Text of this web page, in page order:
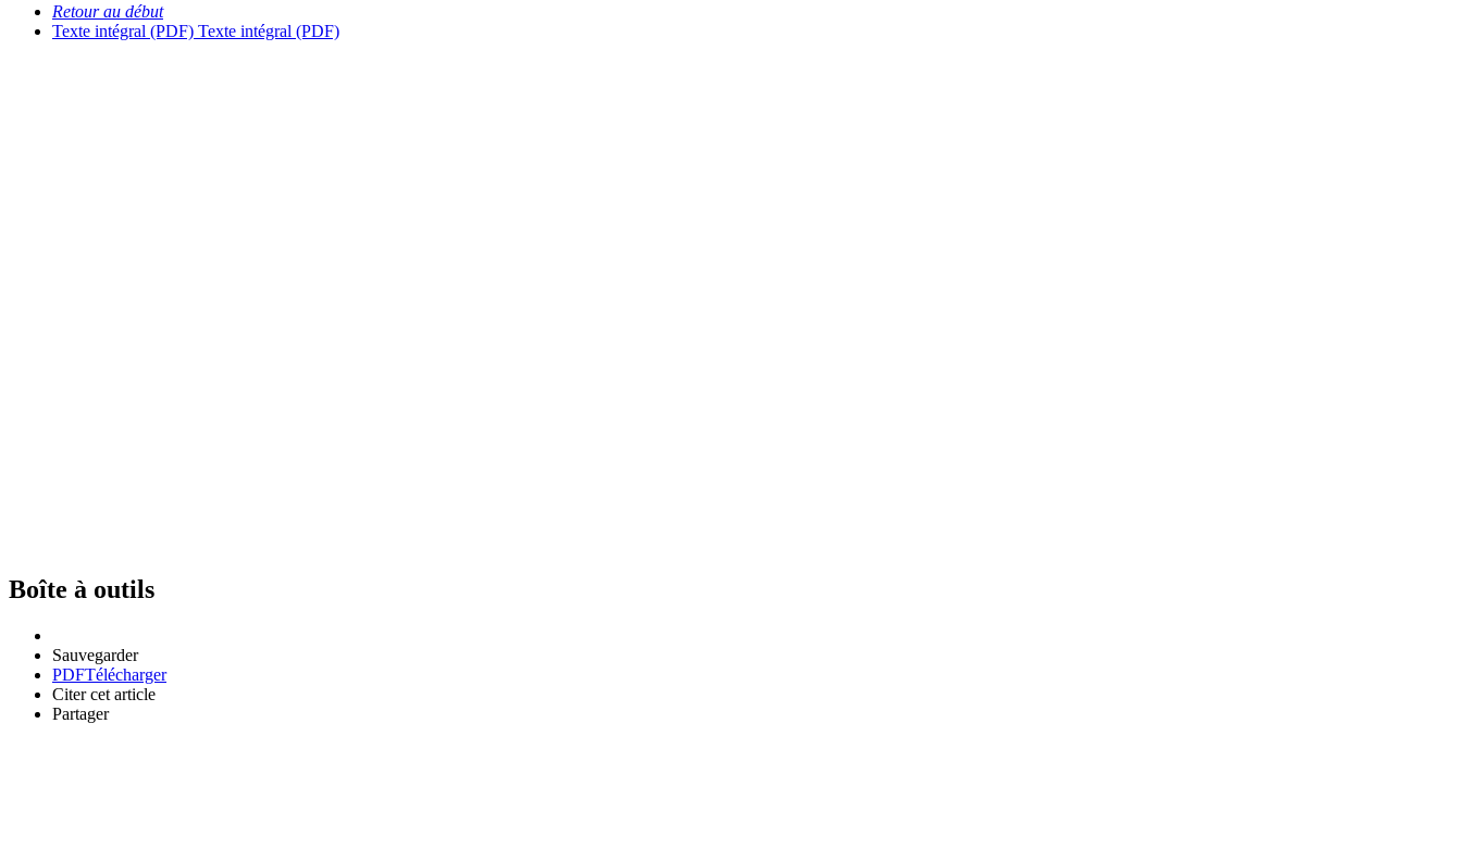
Retour au début
Texte intégral (PDF) Texte intégral (PDF)
Boîte à outils
Sauvegarder
PDFTélécharger
Citer cet article
Partager